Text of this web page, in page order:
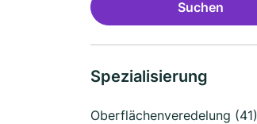
Suchen
Spezialisierung
Oberflächenveredelung (41)